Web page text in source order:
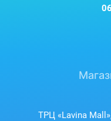
ТРЦ «Lavina